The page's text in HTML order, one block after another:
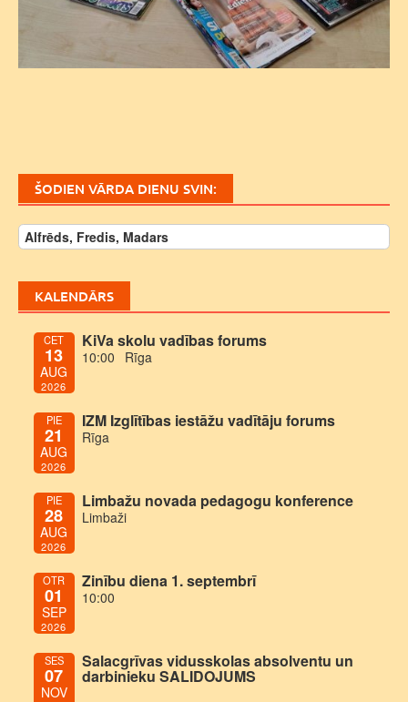
ŠODIEN VĀRDA DIENU SVIN:
Alfrēds, Fredis, Madars
KALENDĀRS
CET
13
AUG
2026
KiVa skolu vadības forums
10:00 Rīga
PIE
21
AUG
2026
IZM Izglītības iestāžu vadītāju forums
Rīga
PIE
28
AUG
2026
Limbažu novada pedagogu konference
Limbaži
OTR
01
SEP
2026
Zinību diena 1. septembrī
10:00
SES
07
NOV
Salacgrīvas vidusskolas absolventu un
darbinieku SALIDOJUMS